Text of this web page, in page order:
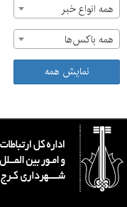
همه انواع خبر
همه باکس‌ها
نمایش همه